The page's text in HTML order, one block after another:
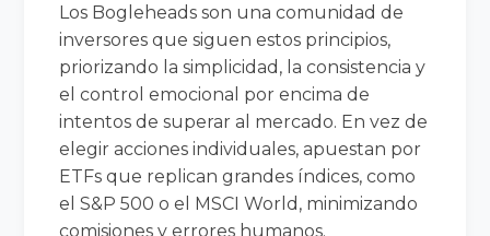
Los Bogleheads son una comunidad de
inversores que siguen estos principios,
priorizando la simplicidad, la consistencia y
el control emocional por encima de
intentos de superar al mercado. En vez de
elegir acciones individuales, apuestan por
ETFs que replican grandes índices, como
el S&P 500 o el MSCI World, minimizando
comisiones y errores humanos.